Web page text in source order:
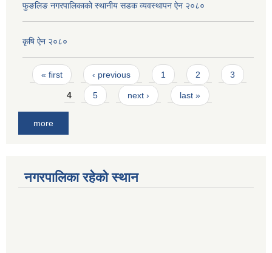
फुङलिङ नगरपालिकाको स्थानीय सडक व्यवस्थापन ऐन २०८०
कृषि ऐन २०८०
Pages
« first ‹ previous 1 2 3
4 5 next › last »
more
नगरपालिका रहेको स्थान